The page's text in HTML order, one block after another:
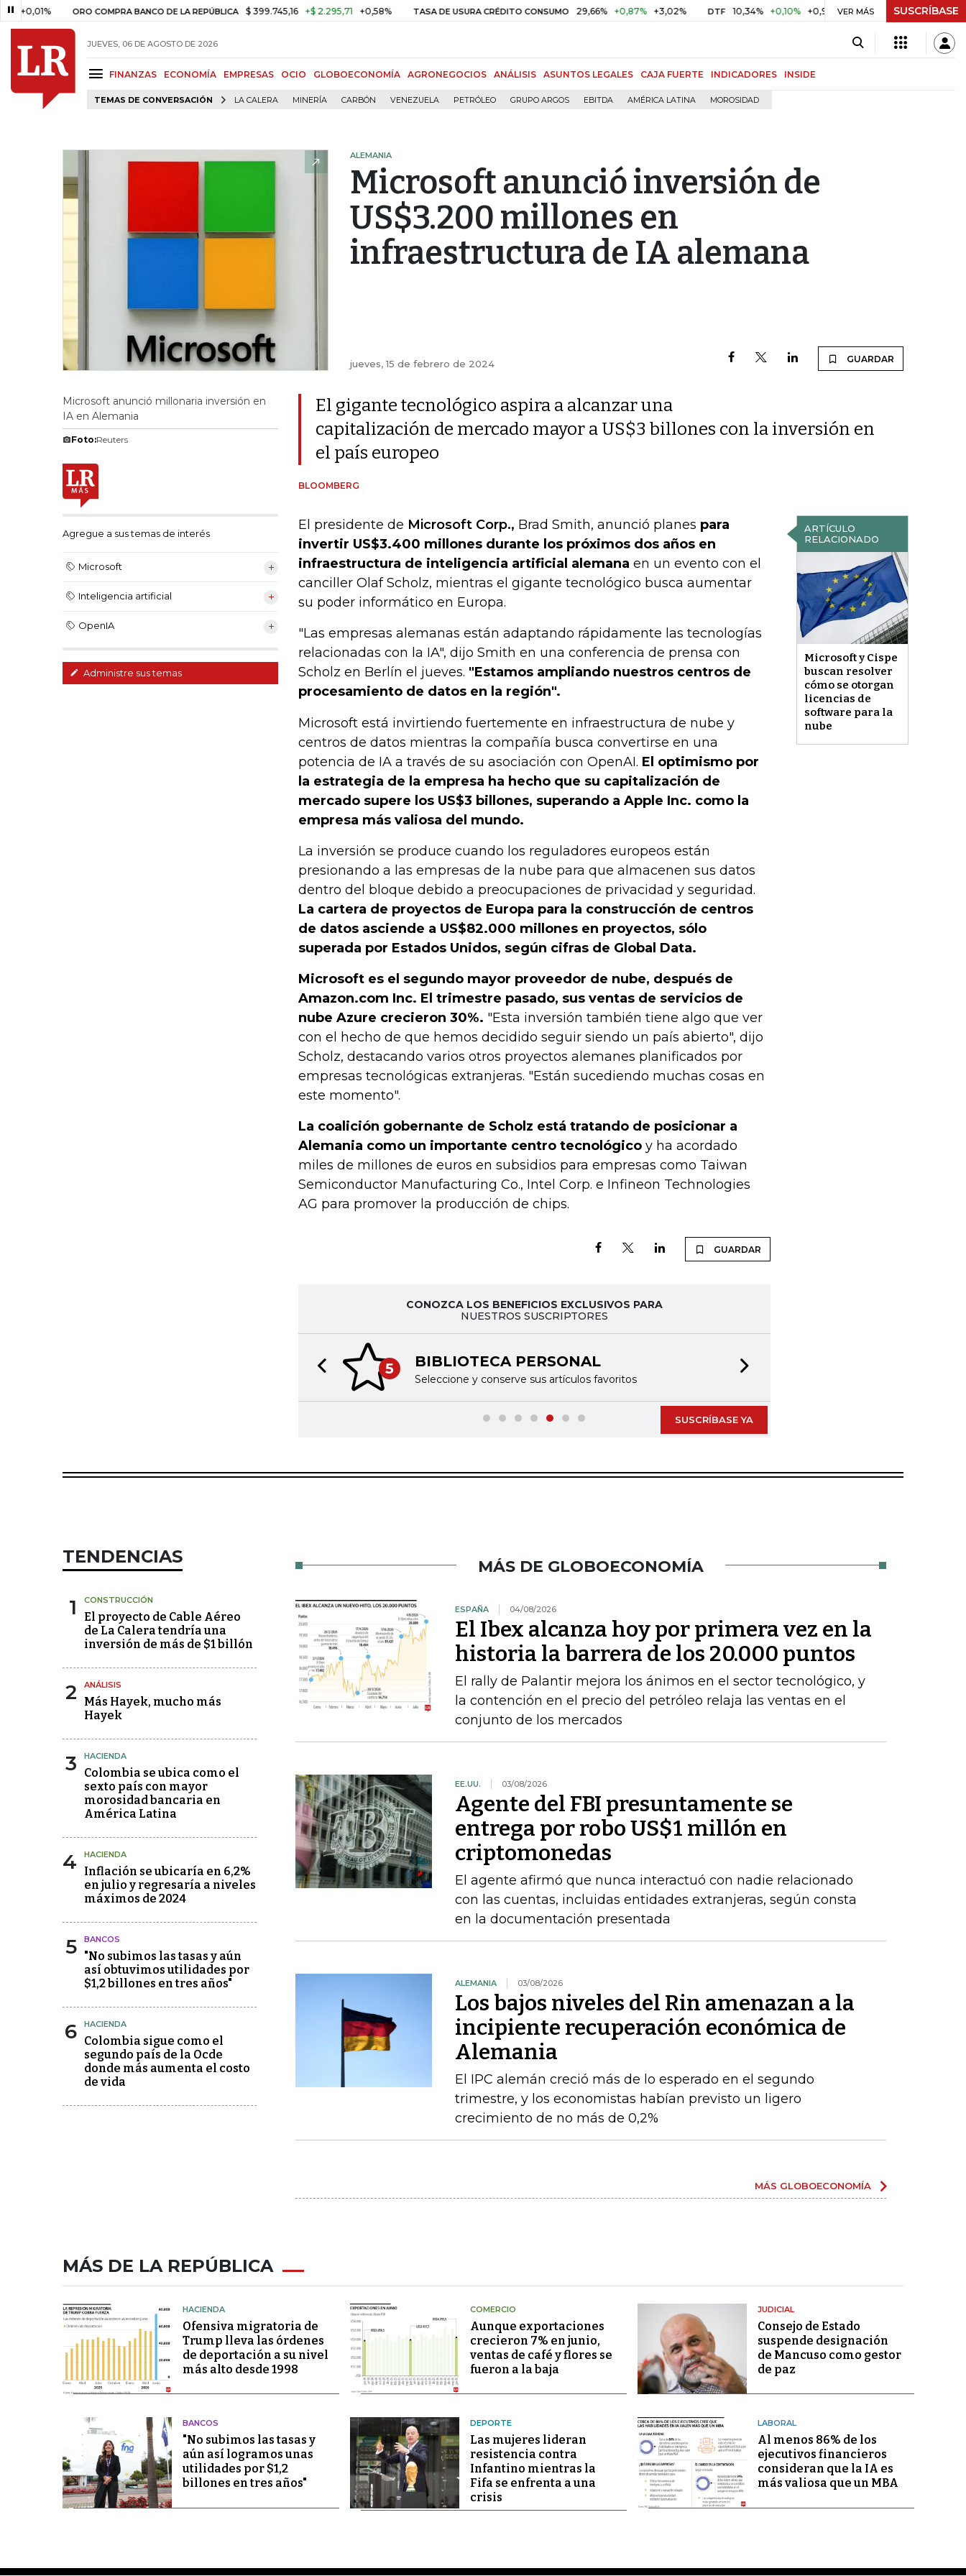
ORO COMPRA BANCO DE LA REPÚBLICA $ 399.745,16 +$ 2.295,71 +0,58% TASA DE USURA CRÉDITO CONSUMO 29,66% +0,87% +3,02% DTF 10,34% +0,10% +0,98% UVR $ 416,86 +$ 0,05 +0,01%
VER MÁS SUSCRÍBASE
JUEVES, 06 DE AGOSTO DE 2026
FINANZAS ECONOMÍA EMPRESAS OCIO GLOBOECONOMÍA AGRONEGOCIOS ANÁLISIS ASUNTOS LEGALES CAJA FUERTE INDICADORES INSIDE
TEMAS DE CONVERSACIÓN LA CALERA MINERÍA CARBÓN VENEZUELA PETRÓLEO GRUPO ARGOS EBITDA AMÉRICA LATINA MOROSIDAD
ALEMANIA
Microsoft anunció inversión de
US$3.200 millones en
infraestructura de IA alemana
jueves, 15 de febrero de 2024 GUARDAR
Microsoft anunció millonaria inversión en
IA en Alemania
Foto:Reuters
Agregue a sus temas de interés
Microsoft
Inteligencia artificial
OpenIA
Administre sus temas
El gigante tecnológico aspira a alcanzar una
capitalización de mercado mayor a US$3 billones con la inversión en
el país europeo
BLOOMBERG
ARTÍCULO
RELACIONADO
Microsoft y Cispe
buscan resolver
cómo se otorgan
licencias de
software para la
nube
El presidente de Microsoft Corp., Brad Smith, anunció planes para
invertir US$3.400 millones durante los próximos dos años en
infraestructura de inteligencia artificial alemana en un evento con el
canciller Olaf Scholz, mientras el gigante tecnológico busca aumentar
su poder informático en Europa.
"Las empresas alemanas están adaptando rápidamente las tecnologías
relacionadas con la IA", dijo Smith en una conferencia de prensa con
Scholz en Berlín el jueves. "Estamos ampliando nuestros centros de
procesamiento de datos en la región".
Microsoft está invirtiendo fuertemente en infraestructura de nube y
centros de datos mientras la compañía busca convertirse en una
potencia de IA a través de su asociación con OpenAI. El optimismo por
la estrategia de la empresa ha hecho que su capitalización de
mercado supere los US$3 billones, superando a Apple Inc. como la
empresa más valiosa del mundo.
La inversión se produce cuando los reguladores europeos están
presionando a las empresas de la nube para que almacenen sus datos
dentro del bloque debido a preocupaciones de privacidad y seguridad.
La cartera de proyectos de Europa para la construcción de centros
de datos asciende a US$82.000 millones en proyectos, sólo
superada por Estados Unidos, según cifras de Global Data.
Microsoft es el segundo mayor proveedor de nube, después de
Amazon.com Inc. El trimestre pasado, sus ventas de servicios de
nube Azure crecieron 30%. "Esta inversión también tiene algo que ver
con el hecho de que hemos decidido seguir siendo un país abierto", dijo
Scholz, destacando varios otros proyectos alemanes planificados por
empresas tecnológicas extranjeras. "Están sucediendo muchas cosas en
este momento".
La coalición gobernante de Scholz está tratando de posicionar a
Alemania como un importante centro tecnológico y ha acordado
miles de millones de euros en subsidios para empresas como Taiwan
Semiconductor Manufacturing Co., Intel Corp. e Infineon Technologies
AG para promover la producción de chips.
GUARDAR
CONOZCA LOS BENEFICIOS EXCLUSIVOS PARA
NUESTROS SUSCRIPTORES
5 BIBLIOTECA PERSONAL
Seleccione y conserve sus artículos favoritos
Previous slide
SUSCRÍBASE YA
TENDENCIAS
1 CONSTRUCCIÓN
El proyecto de Cable Aéreo
de La Calera tendría una
inversión de más de $1 billón
2 ANÁLISIS
Más Hayek, mucho más
Hayek
3 HACIENDA
Colombia se ubica como el
sexto país con mayor
morosidad bancaria en
América Latina
4 HACIENDA
Inflación se ubicaría en 6,2%
en julio y regresaría a niveles
máximos de 2024
5 BANCOS
"No subimos las tasas y aún
así obtuvimos utilidades por
$1,2 billones en tres años"
6 HACIENDA
Colombia sigue como el
segundo país de la Ocde
donde más aumenta el costo
de vida
MÁS DE GLOBOECONOMÍA
ESPAÑA 04/08/2026
El Ibex alcanza hoy por primera vez en la
historia la barrera de los 20.000 puntos
El rally de Palantir mejora los ánimos en el sector tecnológico, y
la contención en el precio del petróleo relaja las ventas en el
conjunto de los mercados
EE.UU. 03/08/2026
Agente del FBI presuntamente se
entrega por robo US$1 millón en
criptomonedas
El agente afirmó que nunca interactuó con nadie relacionado
con las cuentas, incluidas entidades extranjeras, según consta
en la documentación presentada
ALEMANIA 03/08/2026
Los bajos niveles del Rin amenazan a la
incipiente recuperación económica de
Alemania
El IPC alemán creció más de lo esperado en el segundo
trimestre, y los economistas habían previsto un ligero
crecimiento de no más de 0,2%
MÁS GLOBOECONOMÍA
MÁS DE LA REPÚBLICA
HACIENDA
Ofensiva migratoria de
Trump lleva las órdenes
de deportación a su nivel
más alto desde 1998
COMERCIO
Aunque exportaciones
crecieron 7% en junio,
ventas de café y flores se
fueron a la baja
JUDICIAL
Consejo de Estado
suspende designación
de Mancuso como gestor
de paz
BANCOS
"No subimos las tasas y
aún así logramos unas
utilidades por $1,2
billones en tres años"
DEPORTE
Las mujeres lideran
resistencia contra
Infantino mientras la
Fifa se enfrenta a una
crisis
LABORAL
Al menos 86% de los
ejecutivos financieros
consideran que la IA es
más valiosa que un MBA